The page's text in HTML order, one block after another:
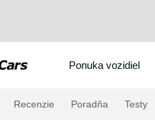
Ponuka vozidiel
Recenzie Poradňa Testy